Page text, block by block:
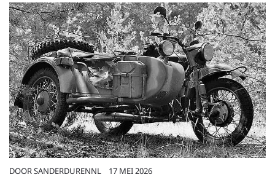
DOORSANDERDURENNL 17 MEI 2026